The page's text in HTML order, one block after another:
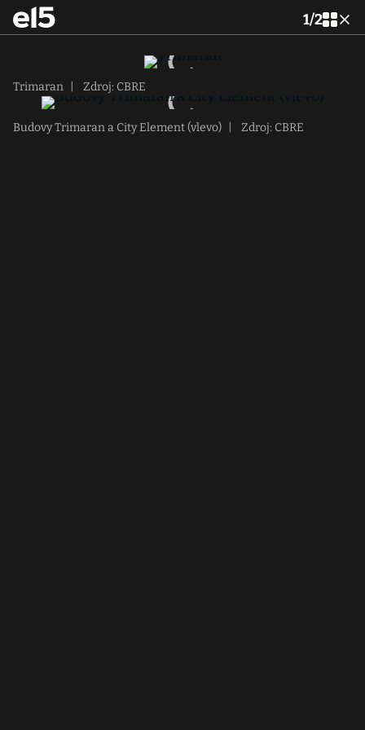
1/2
Trimaran Zdroj: CBRE
Budovy Trimaran a City Element (vlevo) Zdroj: CBRE